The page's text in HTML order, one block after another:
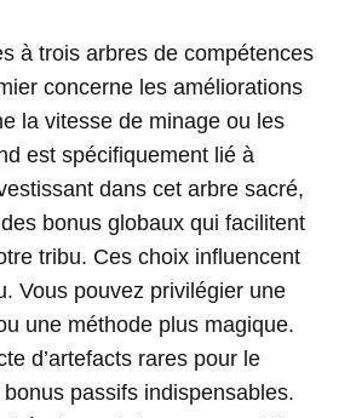
à trois arbres de compétences
concerne les améliorations
la vitesse de minage ou les
est spécifiquement lié à
dans cet arbre sacré,
bonus globaux qui facilitent
tribu. Ces choix influencent
Vous pouvez privilégier une
une méthode plus magique.
d’artefacts rares pour le
passifs indispensables.